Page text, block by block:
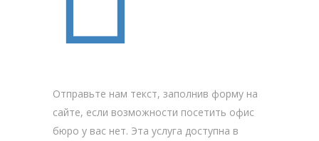
Отправьте нам текст, заполнив форму на
сайте, если возможности посетить офис
бюро у вас нет. Эта услуга доступна в